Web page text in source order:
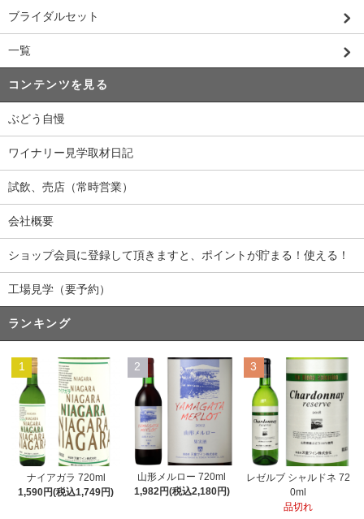
ブライダルセット
一覧
コンテンツを見る
ぶどう自慢
ワイナリー見学取材日記
試飲、売店（常時営業）
会社概要
ショップ会員に登録して頂きますと、ポイントが貯まる！使える！
工場見学（要予約）
ランキング
1
ナイアガラ 720ml
1,590円(税込1,749円)
2
山形メルロー 720ml
1,982円(税込2,180円)
3
レゼルブ シャルドネ 72
0ml
品切れ